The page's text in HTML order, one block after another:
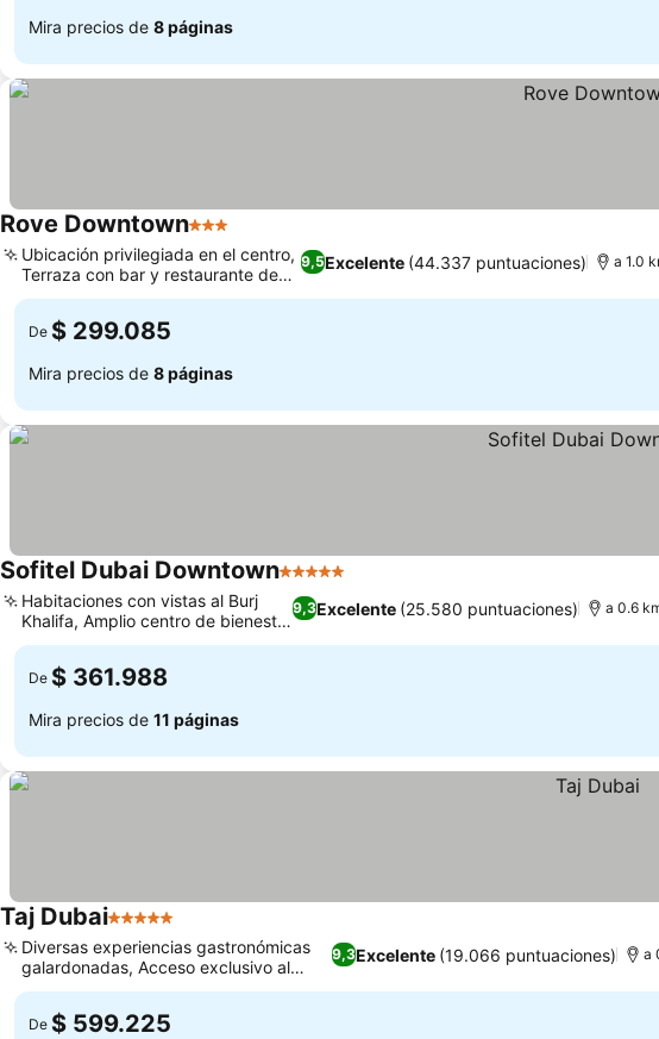
Mira precios de 8 páginas
Rove Downtown3 Estrellas
9,5Excelente (44.337 puntuaciones)
Ubicación privilegiada en el centro,
Terraza con bar y restaurante de
moda
a 1.0
De $ 299.085
Mira precios de 8 páginas
Sofitel Dubai Downtown5 Estrellas
9,3Excelente (25.580 puntuaciones)
Habitaciones con vistas al Burj
Khalifa, Amplio centro de bienestar
y spa
a 0.6
De $ 361.988
Mira precios de 11 páginas
Taj Dubai5 Estrellas
9,3Excelente (19.066 puntuaciones)
Diversas experiencias gastronómicas
galardonadas, Acceso exclusivo al
salón ejecutivo
a
De $ 599.225